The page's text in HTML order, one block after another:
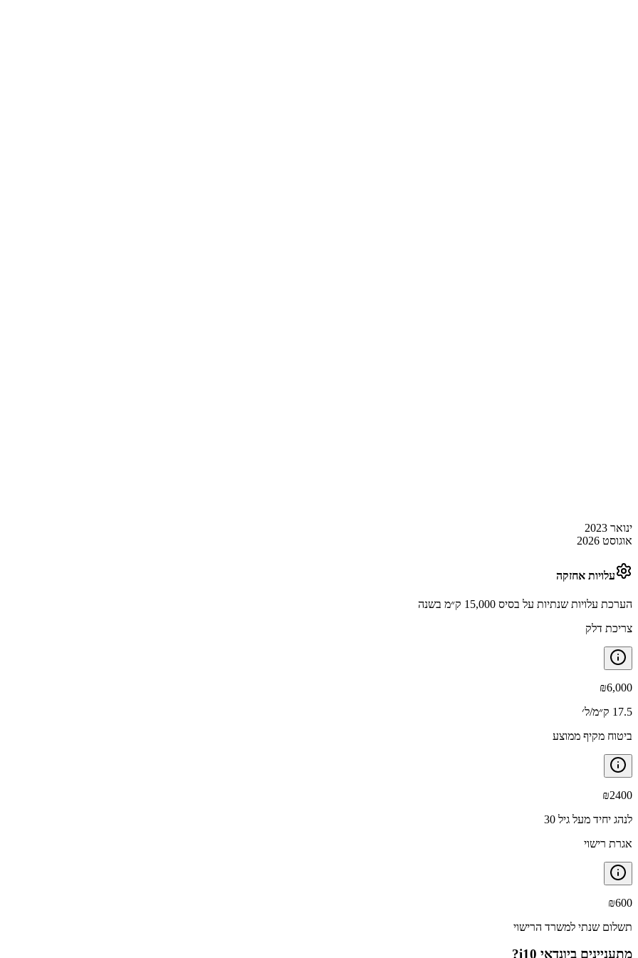
ינואר 2023
אוגוסט 2026
עלויות אחזקה
הערכת עלויות שנתיות על בסיס 15,000 ק״מ בשנה
צריכת דלק
₪6,000
17.5 ק״מ/ל׳
ביטוח מקיף ממוצע
₪2400
לנהג יחיד מעל גיל 30
אגרת רישוי
₪600
תשלום שנתי למשרד הרישוי
מתעניינים ביונדאי i10 ?